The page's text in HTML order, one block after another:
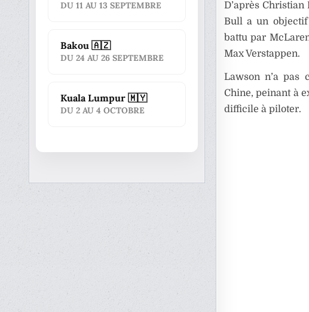
D’après
Bull a un
battu par
Max Verstappen.
Lawson n’a pas
Chine, peinant à
difficile à piloter.
DU 11 AU 13 SEPTEMBRE
Bakou 🇦🇿
DU 24 AU 26 SEPTEMBRE
Kuala Lumpur 🇲🇾
DU 2 AU 4 OCTOBRE